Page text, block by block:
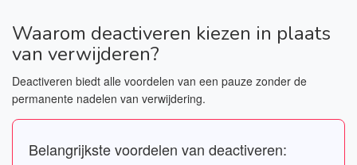
Waarom deactiveren kiezen in plaats
van verwijderen?
Deactiveren biedt alle voordelen van een pauze zonder de
permanente nadelen van verwijdering.
Belangrijkste voordelen van deactiveren: